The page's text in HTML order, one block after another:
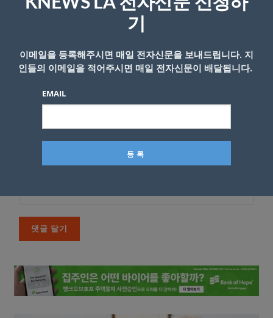
기
이메일을 등록해주시면 매일 전자신문을 보내드립니다. 지
인들의 이메일을 적어주시면 매일 전자신문이 배달됩니다.
EMAIL